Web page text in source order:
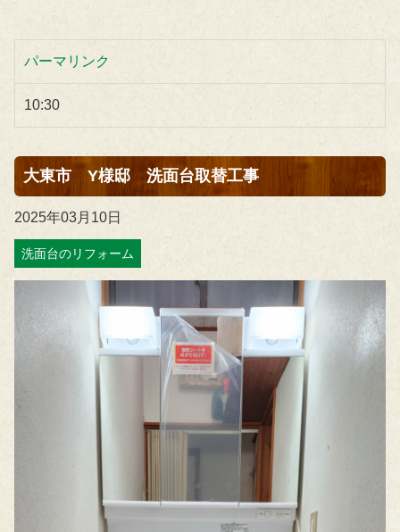
パーマリンク
10:30
大東市 Y様邸 洗面台取替工事
2025年03月10日
洗面台のリフォーム